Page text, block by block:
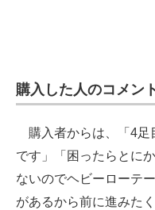
購入した人のコメン
購入者からは、「4足
です」「困ったらとに
ないのでヘビーローテ
があるから前に進みた